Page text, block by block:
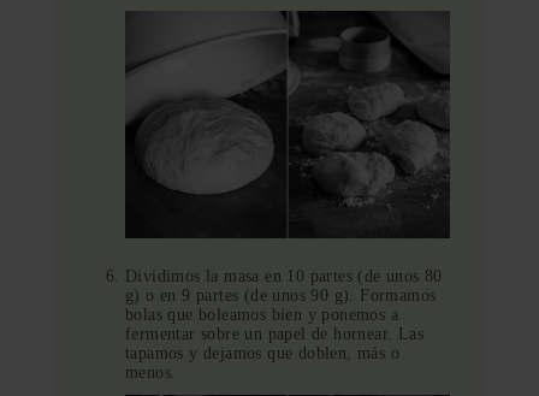
Dividimos la masa en 10 partes (de unos 80
g) o en 9 partes (de unos 90 g). Formamos
bolas que boleamos bien y ponemos a
fermentar sobre un papel de hornear. Las
tapamos y dejamos que doblen, más o
menos.